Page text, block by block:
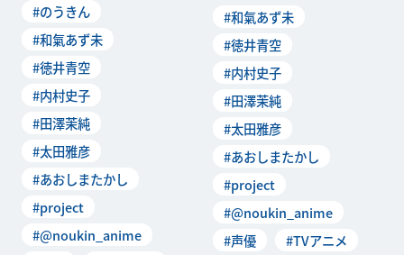
#のうきん
#和氣あず未
#徳井青空
#内村史子
#田澤茉純
#太田雅彦
#あおしまたかし
#project
#@noukin_anime
#和氣あず未
#徳井青空
#内村史子
#田澤茉純
#太田雅彦
#あおしまたかし
#project
#@noukin_anime
#声優
#TVアニメ